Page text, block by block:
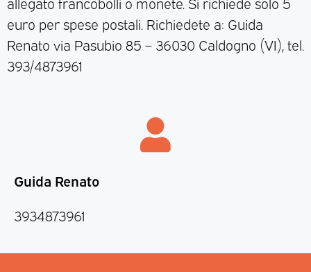
euro per spese postali. Richiedete a: Guida
Renato via Pasubio 85 – 36030 Caldogno (VI), tel.
393/4873961
Guida Renato
3934873961